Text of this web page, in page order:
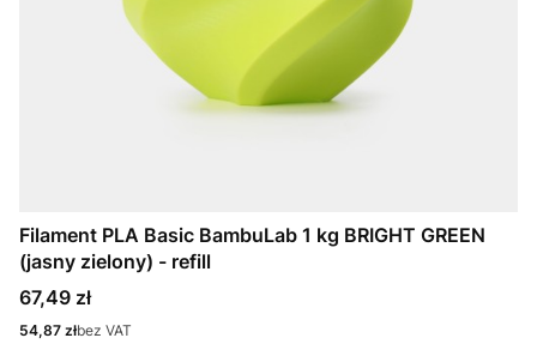
Filament PLA Basic BambuLab 1 kg BRIGHT GREEN
(jasny zielony) - refill
Cena
67,49 zł
Cena
54,87 złbez VAT